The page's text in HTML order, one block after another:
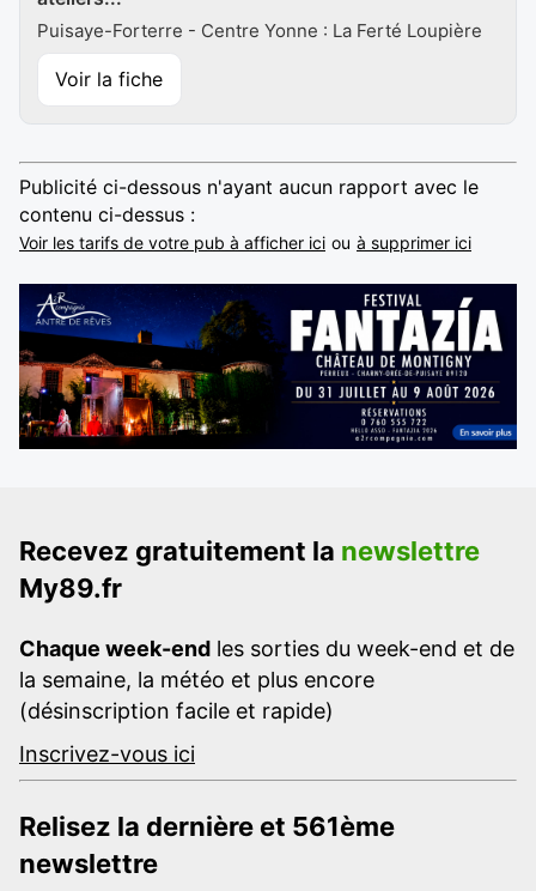
Puisaye-Forterre - Centre Yonne : La Ferté Loupière
Voir la fiche
Publicité ci-dessous n'ayant aucun rapport avec le
contenu ci-dessus :
Voir les tarifs de votre pub à afficher ici ou à supprimer ici
Recevez gratuitement la newslettre
My89.fr
Chaque week-end les sorties du week-end et de
la semaine, la météo et plus encore
(désinscription facile et rapide)
Inscrivez-vous ici
Relisez la dernière et 561ème
newslettre